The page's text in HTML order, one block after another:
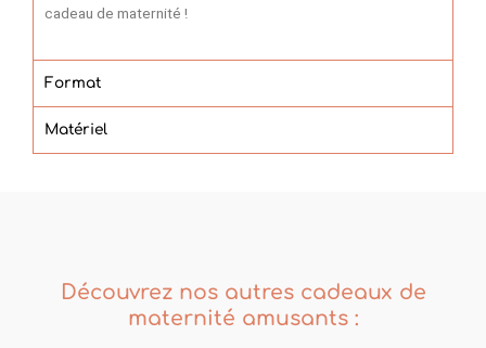
cadeau de maternité !
Format
Matériel
Découvrez nos autres cadeaux de
maternité amusants :